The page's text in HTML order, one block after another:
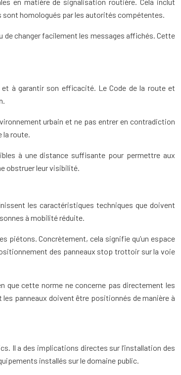
homologués par les autorités compétentes.
changer facilement les messages affichés. Cette
à garantir son efficacité. Le Code de la route et
urbain et ne pas entrer en contradiction
route.
à une distance suffisante pour permettre aux
obstruer leur visibilité.
les caractéristiques techniques que doivent
à mobilité réduite.
piétons. Concrètement, cela signifie qu’un espace
des panneaux stop trottoir sur la voie
que cette norme ne concerne pas directement les
panneaux doivent être positionnés de manière à
Il a des implications directes sur l’installation des
installés sur le domaine public.